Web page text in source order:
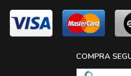
COMPRA